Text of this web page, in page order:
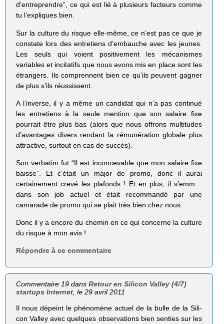
d’entreprendre”, ce qui est lié à plusieurs facteurs comme
tu l’expliques bien.
Sur la culture du risque elle-même, ce n’est pas ce que je
constate lors des entretiens d’embauche avec les jeunes.
Les seuls qui voient positivement les mécanismes
variables et incitatifs que nous avons mis en place sont les
étrangers. Ils comprennent bien ce qu’ils peuvent gagner
de plus s’ils réussissent.
A l’inverse, il y a même un candidat qui n’a pas continué
les entretiens à la seule mention que son salaire fixe
pourrait être plus bas (alors que nous offrons multitudes
d’avantages divers rendant la rémunération globale plus
attractive, surtout en cas de succès).
Son verbatim fut “Il est inconcevable que mon salaire fixe
baisse”. Et c’était un major de promo, donc il aurai
certainement crevé les plafonds ! Et en plus, il s’emm…
dans son job actuel et était recommandé par une
camarade de promo qui se plait très bien chez nous.
Donc il y a encore du chemin en ce qui concerne la culture
du risque à mon avis !
Répondre à ce commentaire
Commentaire 19 dansRetour en Silicon Valley (4/7)
startups Internet , le 29 avril 2011
Il nous dépeint le phé­no­mène actuel de la bulle de la Sili­
con Val­ley avec quelques obser­va­tions bien sen­ties sur les